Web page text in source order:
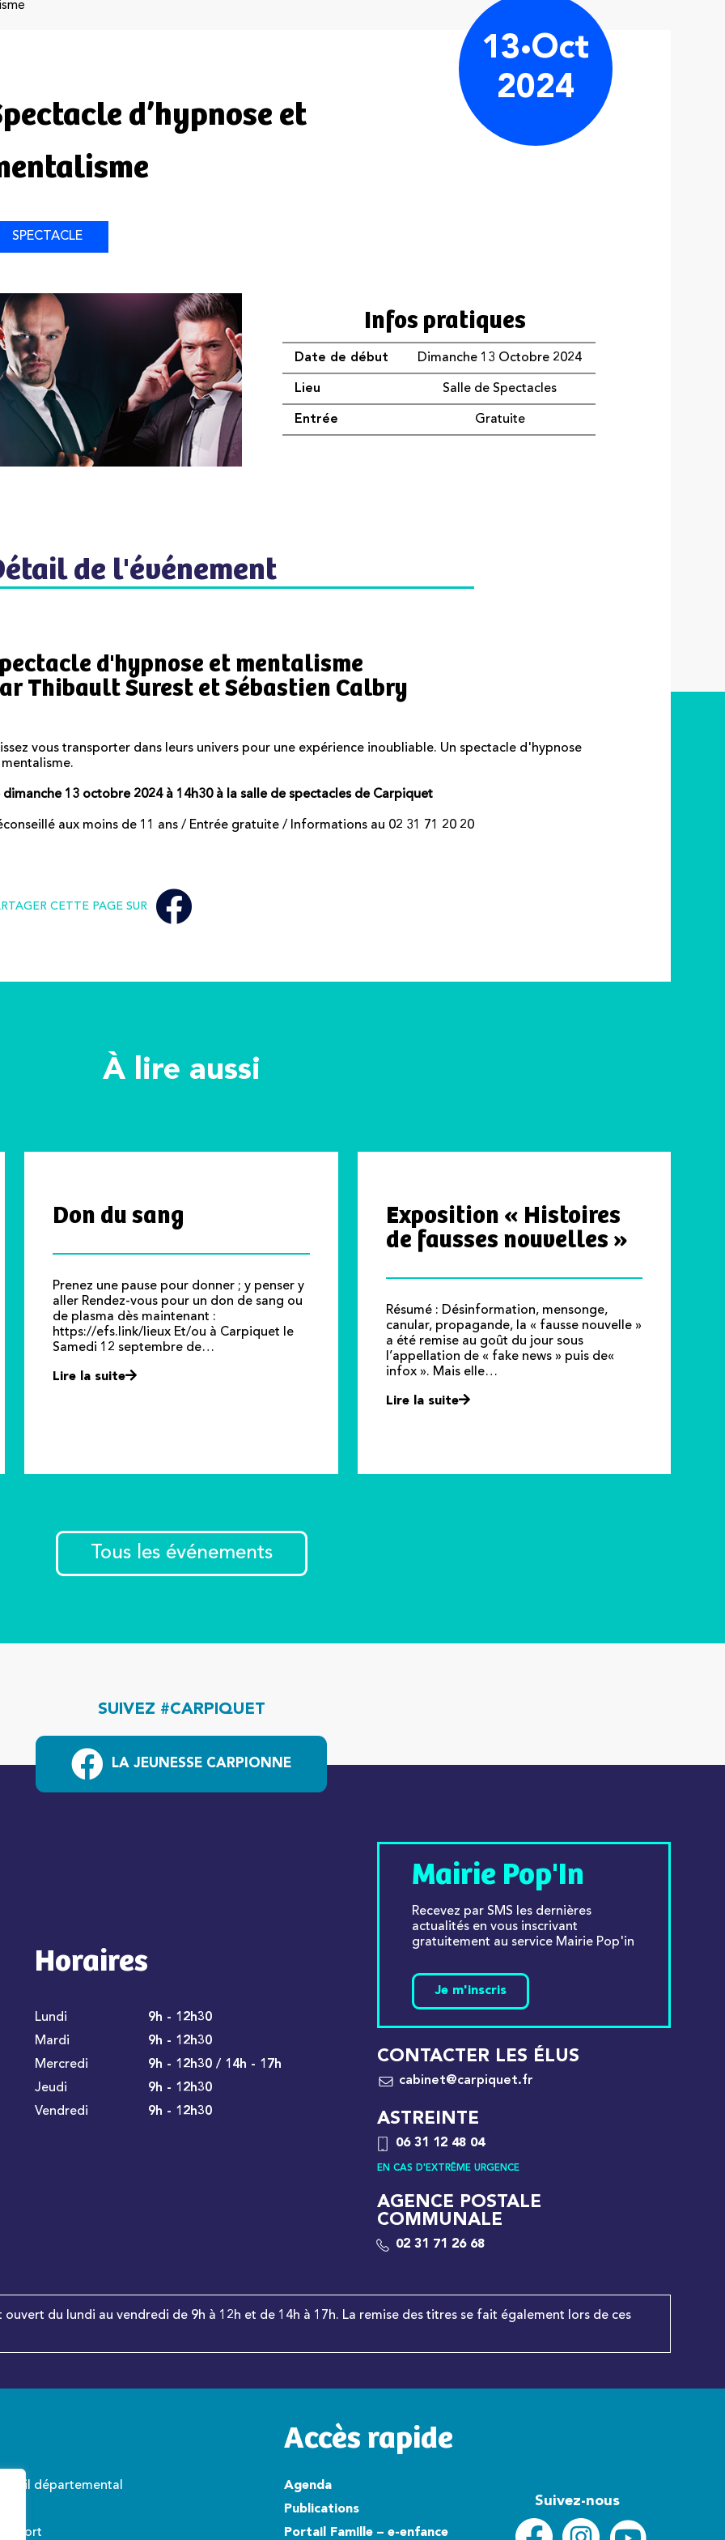
d’hypnose et
13 Oct
2024
SPECTACLE
Infos pratiques
Date de début Dimanche 13 Octobre 2024
Lieu Salle de Spectacles
Entrée Gratuite
de l'événement
d'hypnose et mentalisme
Thibault Surest et Sébastien Calbry
vous transporter dans leurs univers pour une expérience inoubliable. Un spectacle d'hypnose
dimanche 13 octobre 2024 à 14h30 à la salle de spectacles de Carpiquet
aux moins de 11 ans / Entrée gratuite / Informations au 02 31 71 20 20
CETTE PAGE SUR
À lire aussi
Don du sang
Prenez une pause pour donner ; y penser y
aller Rendez-vous pour un don de sang ou
de plasma dès maintenant :
https://efs.link/lieux Et/ou à Carpiquet le
Samedi 12 septembre de…
Lire la suite
Exposition « Histoires
de fausses nouvelles »
Résumé : Désinformation, mensonge,
canular, propagande, la « fausse nouvelle »
a été remise au goût du jour sous
l’appellation de « fake news » puis de«
infox ». Mais elle…
Lire la suite
Tous les événements
SUIVEZ #CARPIQUET
LA JEUNESSE CARPIONNE
Horaires
Lundi
9h - 12h30
Mardi
9h - 12h30
Mercredi
9h - 12h30 / 14h - 17h
Jeudi
9h - 12h30
Vendredi
9h - 12h30
Mairie Pop'In
Recevez par SMS les dernières
actualités en vous inscrivant
gratuitement au service Mairie Pop'in
Je m'inscris
CONTACTER LES ÉLUS
cabinet@carpiquet.fr
ASTREINTE
06 31 12 48 04
EN CAS D'EXTRÊME URGENCE
AGENCE POSTALE
COMMUNALE
02 31 71 26 68
du lundi au vendredi de 9h à 12h et de 14h à 17h. La remise des titres se fait également lors de ces
départemental
Accès rapide
Agenda
Publications
Portail Famille – e-enfance
Suivez-nous